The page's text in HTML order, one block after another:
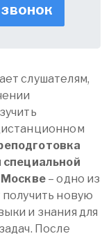
слушателям,
специальной
Москве– одно из
новую
и знания для
После